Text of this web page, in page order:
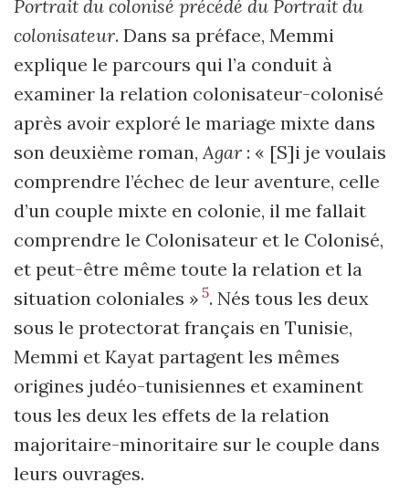
Portrait du colonisé précédé du Portrait du
colonisateur. Dans sa préface, Memmi
explique le parcours qui l’a conduit à
examiner la relation colonisateur-colonisé
après avoir exploré le mariage mixte dans
son deuxième roman,Agar : « [S]i je voulais
comprendre l’échec de leur aventure, celle
d’un couple mixte en colonie, il me fallait
comprendre le Colonisateur et le Colonisé,
et peut-être même toute la relation et la
situation coloniales » 5. Nés tous les deux
sous le protectorat français en Tunisie,
Memmi et Kayat partagent les mêmes
origines judéo-tunisiennes et examinent
tous les deux les effets de la relation
majoritaire-minoritaire sur le couple dans
leurs ouvrages.